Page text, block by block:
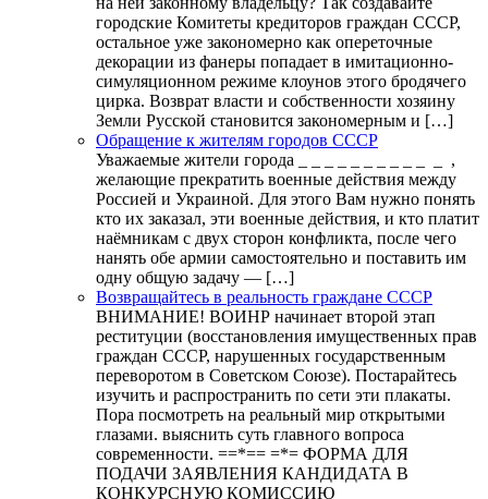
городские Комитеты кредиторов граждан СССР,
остальное уже закономерно как опереточные
декорации из фанеры попадает в имитационно-
симуляционном режиме клоунов этого бродячего
цирка. Возврат власти и собственности хозяину
Земли Русской становится закономерным и […]
Обращение к жителям городов СССР
Уважаемые жители города _ _ _ _ _ _ _ _ _ _ _ ,
желающие прекратить военные действия между
Россией и Украиной. Для этого Вам нужно понять
кто их заказал, эти военные действия, и кто платит
наёмникам с двух сторон конфликта, после чего
нанять обе армии самостоятельно и поставить им
одну общую задачу — […]
Возвращайтесь в реальность граждане СССР
ВНИМАНИЕ! ВОИНР начинает второй этап
реституции (восстановления имущественных прав
граждан СССР, нарушенных государственным
переворотом в Советском Союзе). Постарайтесь
изучить и распространить по сети эти плакаты.
Пора посмотреть на реальный мир открытыми
глазами. выяснить суть главного вопроса
современности. ==*== =*= ФОРМА ДЛЯ
ПОДАЧИ ЗАЯВЛЕНИЯ КАНДИДАТА В
КОНКУРСНУЮ КОМИССИЮ